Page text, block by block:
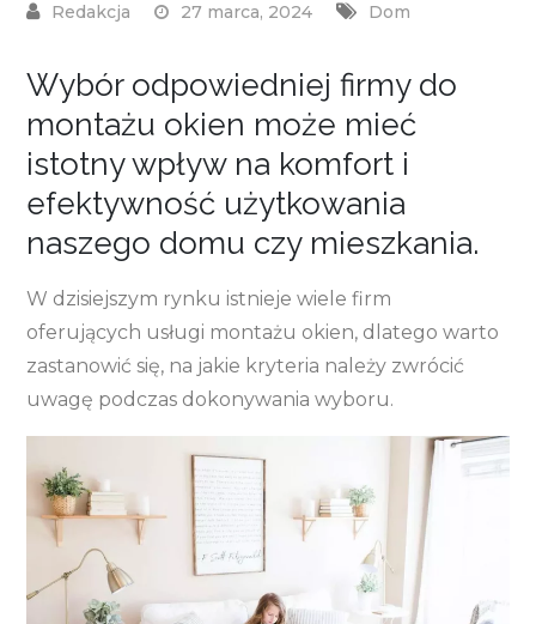
27 marca, 2024 Dom
Wybór odpowiedniej firmy do
montażu okien może mieć
istotny wpływ na komfort i
efektywność użytkowania
naszego domu czy mieszkania.
W dzisiejszym rynku istnieje wiele firm
oferujących usługi montażu okien, dlatego warto
zastanowić się, na jakie kryteria należy zwrócić
uwagę podczas dokonywania wyboru.